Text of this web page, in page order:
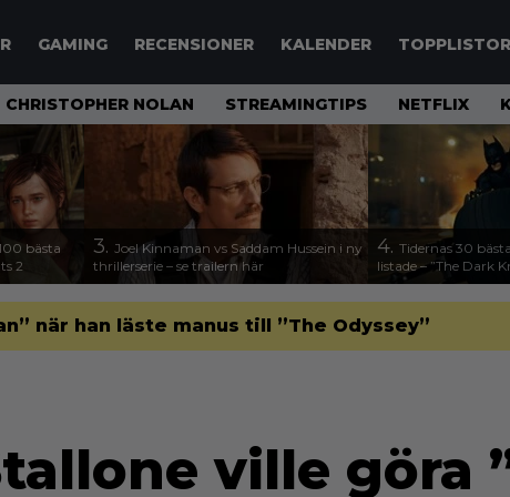
GAMING RECENSIONER KALENDER TOPPLISTOR
CHRISTOPHER NOLAN STREAMINGTIPS NETFLIX
bästa
2
3. Joel Kinnaman vs Saddam Hussein i ny
thrillerserie – se trailern här
4. Tidernas 30
listade – ”The Dark
när han läste manus till ”The Odyssey”
ville göra